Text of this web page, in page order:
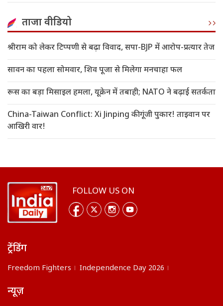
ताजा वीडियो
श्रीराम को लेकर टिप्पणी से बढ़ा विवाद, सपा-BJP में आरोप-प्रत्यार तेज
सावन का पहला सोमवार, शिव पूजा से मिलेगा मनचाहा फल
रूस का बड़ा मिसाइल हमला, यूक्रेन में तबाही; NATO ने बढ़ाई सतर्कता
China-Taiwan Conflict: Xi Jinping की गूंजी पुकार! ताइवान पर
आखिरी वार!
FOLLOW US ON
ट्रेंडिंग
Freedom Fighters Independence Day 2026
न्यूज़